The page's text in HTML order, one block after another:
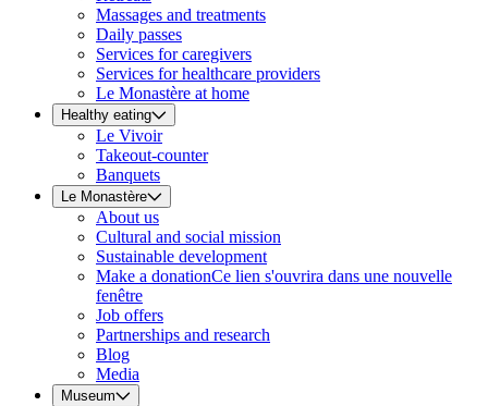
Massages and treatments
Daily passes
Services for caregivers
Services for healthcare providers
Le Monastère at home
Healthy eating
Le Vivoir
Takeout-counter
Banquets
Le Monastère
About us
Cultural and social mission
Sustainable development
Make a donationCe lien s'ouvrira dans une nouvelle
fenêtre
Job offers
Partnerships and research
Blog
Media
Museum